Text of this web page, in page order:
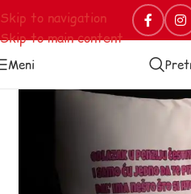
Skip to navigation
Skip to main content
Meni